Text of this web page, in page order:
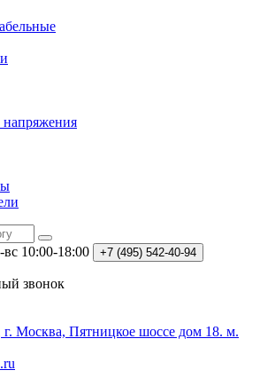
напряжения
10:00-18:00 +7 (495) 542-40-94
звонок
г. Москва, Пятницкое шоссе дом 18. м.